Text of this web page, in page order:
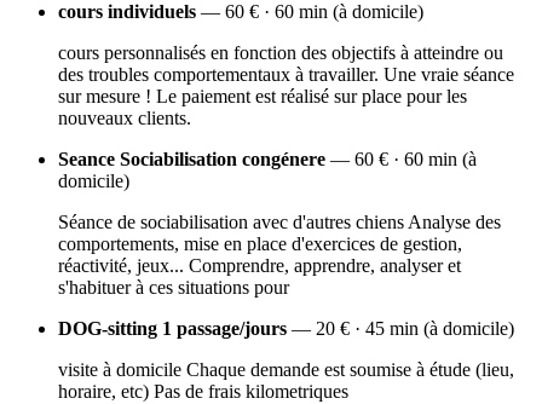
cours individuels — 60 € · 60 min (à domicile)
cours personnalisés en fonction des objectifs à atteindre ou
des troubles comportementaux à travailler. Une vraie séance
sur mesure ! Le paiement est réalisé sur place pour les
nouveaux clients.
Seance Sociabilisation congénere — 60 € · 60 min (à
domicile)
Séance de sociabilisation avec d'autres chiens Analyse des
comportements, mise en place d'exercices de gestion,
réactivité, jeux... Comprendre, apprendre, analyser et
s'habituer à ces situations pour
DOG-sitting 1 passage/jours — 20 € · 45 min (à domicile)
visite à domicile Chaque demande est soumise à étude (lieu,
horaire, etc) Pas de frais kilometriques